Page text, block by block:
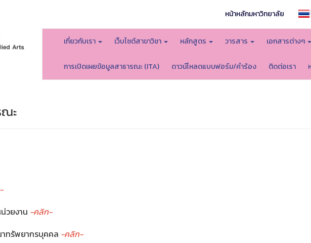
หน้าหลักมหาวิทยาลัย
เกี่ยวกับเรา เว็บไซต์สาขาวิชา หลักสูตร วารสาร เอกสารต่างๆ
การเปิดเผยข้อมูลสาธารณะ (ITA) ดาวน์โหลดแบบฟอร์ม/คำร้อง ติดต่อเรา
ะ
วยงาน -คลิก-
ทรัพยากรบุคคล -คลิก-